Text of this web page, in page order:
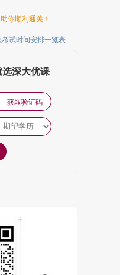
你顺利通关！
试时间安排一览表
选深大优课
获取验证码